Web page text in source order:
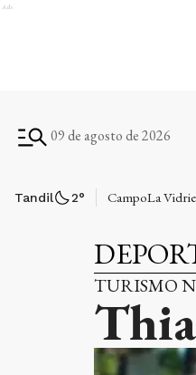
Ads
09 de agosto de 2026
Tandil 2° CampoLa
TURISMO